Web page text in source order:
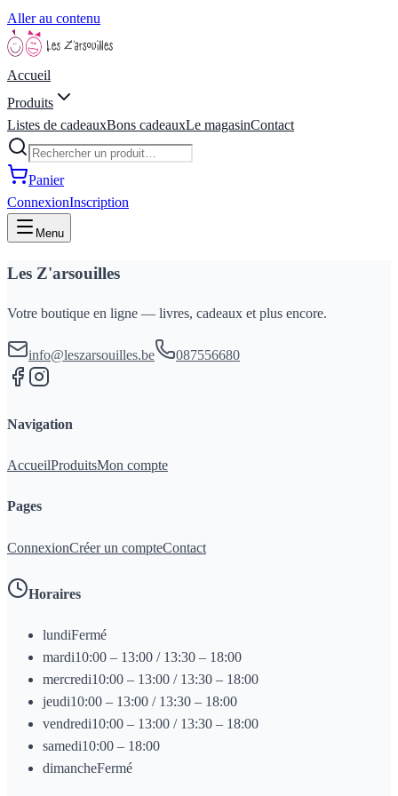
Aller au contenu
Accueil
Produits
Listes de cadeauxBons cadeauxLe magasinContact
Panier
ConnexionInscription
Menu
Les Z'arsouilles
Votre boutique en ligne — livres, cadeaux et plus encore.
info@leszarsouilles.be 087556680
Navigation
AccueilProduitsMon compte
Pages
ConnexionCréer un compteContact
Horaires
lundiFermé
mardi10:00 – 13:00 / 13:30 – 18:00
mercredi10:00 – 13:00 / 13:30 – 18:00
jeudi10:00 – 13:00 / 13:30 – 18:00
vendredi10:00 – 13:00 / 13:30 – 18:00
samedi10:00 – 18:00
dimancheFermé